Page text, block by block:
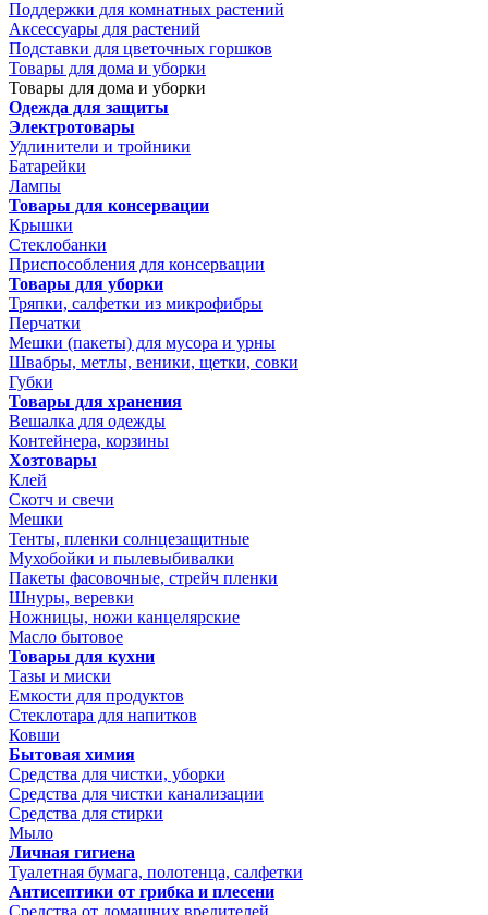
Поддержки для комнатных растений
Аксессуары для растений
Подставки для цветочных горшков
Товары для дома и уборки
Товары для дома и уборки
Одежда для защиты
Электротовары
Удлинители и тройники
Батарейки
Лампы
Товары для консервации
Крышки
Стеклобанки
Приспособления для консервации
Товары для уборки
Тряпки, салфетки из микрофибры
Перчатки
Мешки (пакеты) для мусора и урны
Швабры, метлы, веники, щетки, совки
Губки
Товары для хранения
Вешалка для одежды
Контейнера, корзины
Хозтовары
Клей
Скотч и свечи
Мешки
Тенты, пленки солнцезащитные
Мухобойки и пылевыбивалки
Пакеты фасовочные, стрейч пленки
Шнуры, веревки
Ножницы, ножи канцелярские
Масло бытовое
Товары для кухни
Тазы и миски
Емкости для продуктов
Стеклотара для напитков
Ковши
Бытовая химия
Средства для чистки, уборки
Средства для чистки канализации
Средства для стирки
Мыло
Личная гигиена
Туалетная бумага, полотенца, салфетки
Антисептики от грибка и плесени
Средства от домашних вредителей